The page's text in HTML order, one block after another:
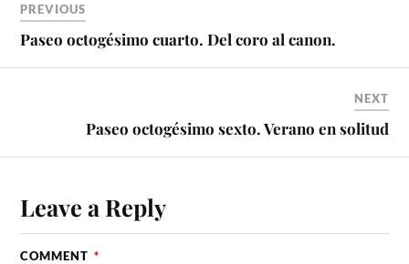
PREVIOUS
Paseo octogésimo cuarto. Del coro al canon.
NEXT
Paseo octogésimo sexto. Verano en solitud
Leave a Reply
COMMENT *